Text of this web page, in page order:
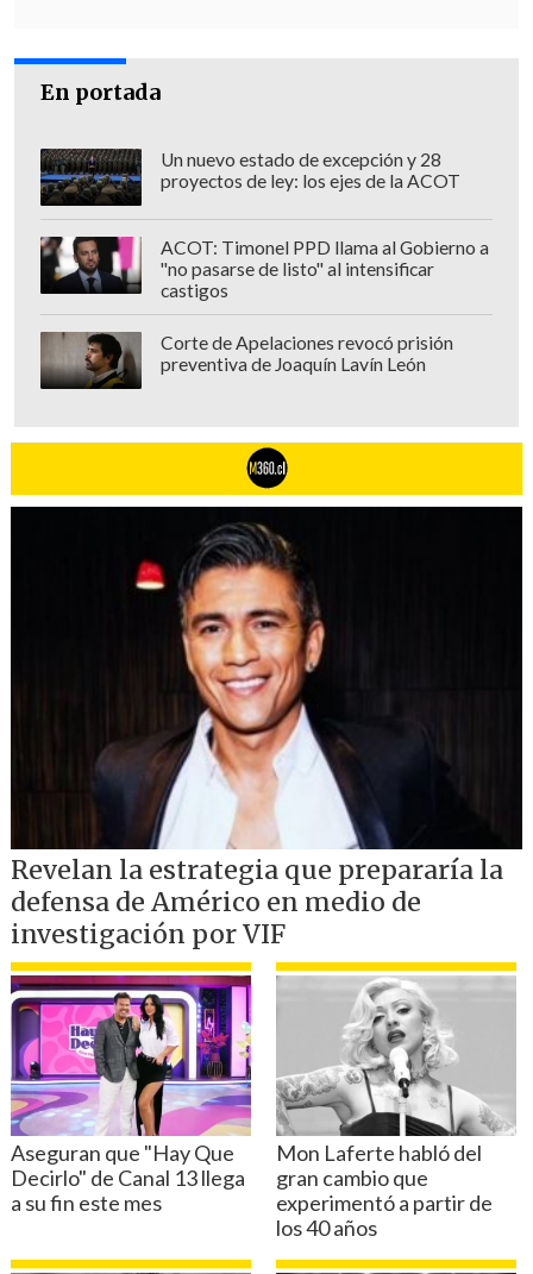
En portada
Un nuevo estado de excepción y 28
proyectos de ley: los ejes de la ACOT
ACOT: Timonel PPD llama al Gobierno a
"no pasarse de listo" al intensificar
castigos
Corte de Apelaciones revocó prisión
preventiva de Joaquín Lavín León